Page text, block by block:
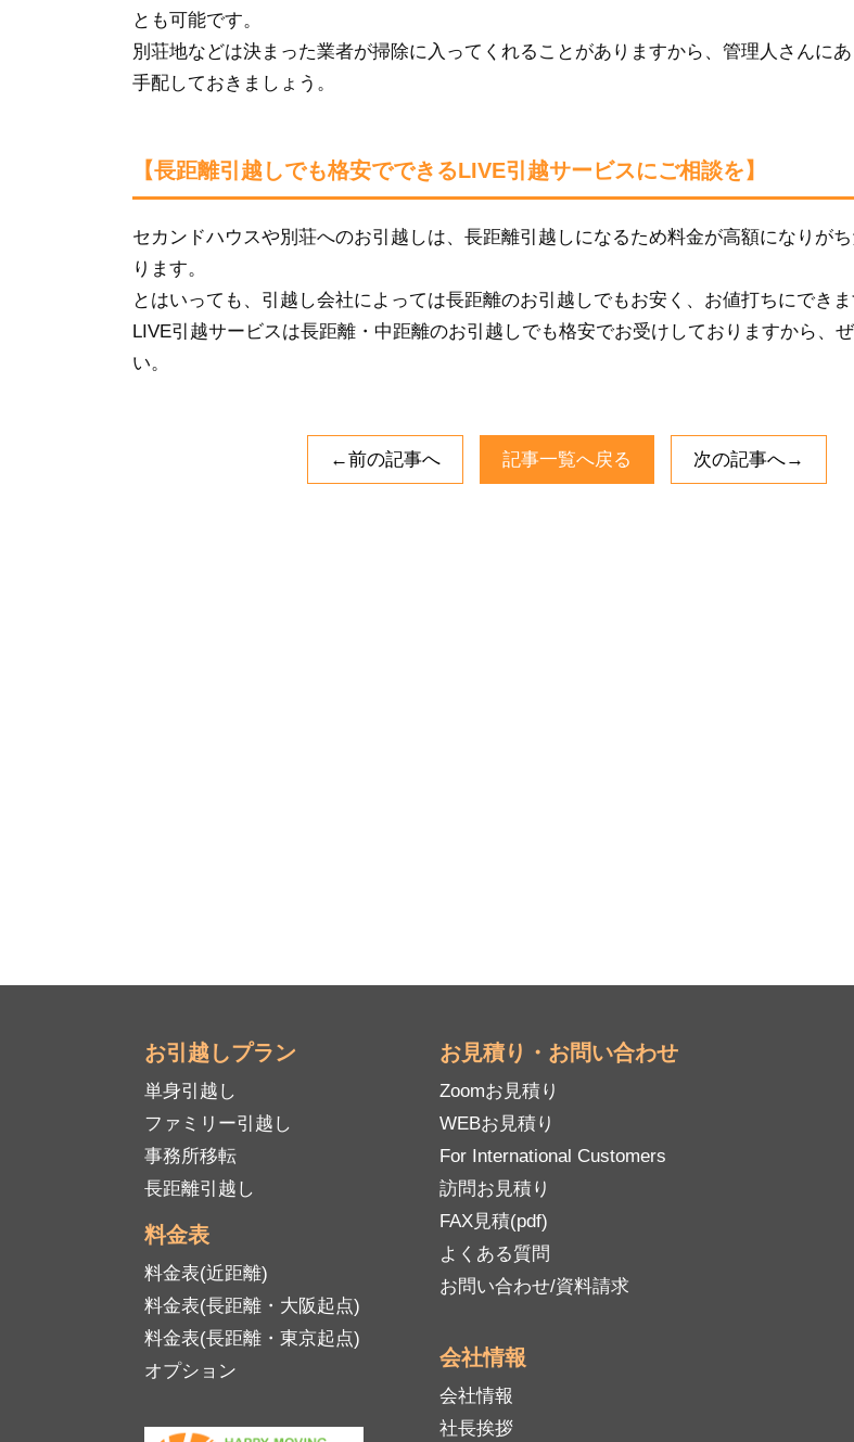
とも可能です。
別荘地などは決まった業者が掃除に入ってくれることがありますから、管理人さんにあ
手配しておきましょう。
【長距離引越しでも格安でできるLIVE引越サービスにご相談を】
セカンドハウスや別荘へのお引越しは、長距離引越しになるため料金が高額になりが
ります。
とはいっても、引越し会社によっては長距離のお引越しでもお安く、お値打ちにできま
LIVE引越サービスは長距離・中距離のお引越しでも格安でお受けしておりますから、
い。
←前の記事へ 記事一覧へ戻る 次の記事へ→
お引越しプラン
単身引越し
ファミリー引越し
事務所移転
長距離引越し
料金表
料金表(近距離)
料金表(長距離・大阪起点)
料金表(長距離・東京起点)
オプション
お見積り・お問い合わせ
Zoomお見積り
WEBお見積り
For International Customers
訪問お見積り
FAX見積(pdf)
よくある質問
お問い合わせ/資料請求
会社情報
会社情報
社長挨拶